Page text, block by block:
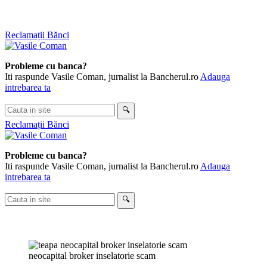
Sari
la
Reclamații Bănci
Probleme cu banca?
Iti raspunde Vasile Coman, jurnalist la Bancherul.ro Adauga
intrebarea ta
Cauta
in
site
🔍
Reclamații Bănci
Probleme cu banca?
Iti raspunde Vasile Coman, jurnalist la Bancherul.ro Adauga
intrebarea ta
Cauta
in
🔍
neocapital broker inselatorie scam